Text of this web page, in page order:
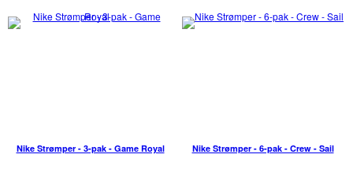
Nike Strømper - 3-pak - Game Royal Nike Strømper - 6-pak - Crew - Sail